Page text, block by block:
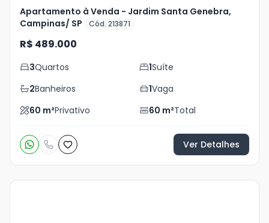
Apartamento à Venda - Jardim Santa Genebra,
Campinas/ SP
Cód. 213871
R$ 489.000
3Quartos 1Suíte
2Banheiros 1Vaga
60 m²Privativo 60 m²Total
Ver Detalhes